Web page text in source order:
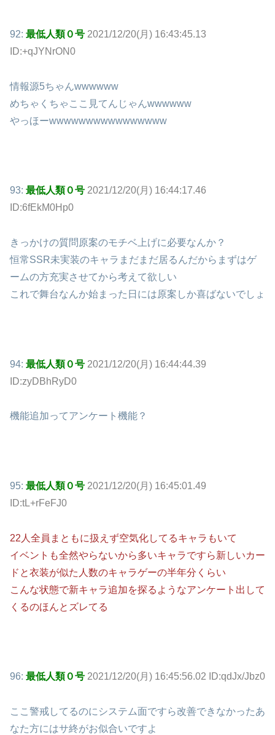
92: 最低人類０号 2021/12/20(月) 16:43:45.13
ID:+qJYNrON0
情報源5ちゃんwwwwww
めちゃくちゃここ見てんじゃんwwwwww
やっほーwwwwwwwwwwwwwwww
93: 最低人類０号 2021/12/20(月) 16:44:17.46
ID:6fEkM0Hp0
きっかけの質問原案のモチベ上げに必要なんか？
恒常SSR未実装のキャラまだまだ居るんだからまずはゲ
ームの方充実させてから考えて欲しい
これで舞台なんか始まった日には原案しか喜ばないでしょ
94: 最低人類０号 2021/12/20(月) 16:44:44.39
ID:zyDBhRyD0
機能追加ってアンケート機能？
95: 最低人類０号 2021/12/20(月) 16:45:01.49
ID:tL+rFeFJ0
22人全員まともに扱えず空気化してるキャラもいて
イベントも全然やらないから多いキャラですら新しいカー
ドと衣装が似た人数のキャラゲーの半年分くらい
こんな状態で新キャラ追加を探るようなアンケート出して
くるのほんとズレてる
96: 最低人類０号 2021/12/20(月) 16:45:56.02 ID:qdJx/Jbz0
ここ警戒してるのにシステム面ですら改善できなかったあ
なた方にはサ終がお似合いですよ